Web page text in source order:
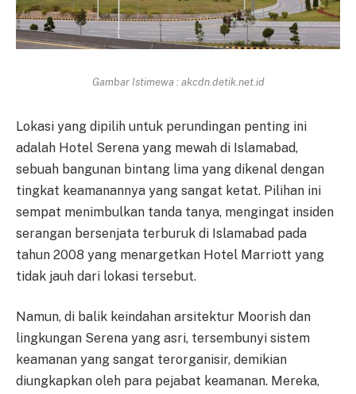
Gambar Istimewa : akcdn.detik.net.id
Lokasi yang dipilih untuk perundingan penting ini
adalah Hotel Serena yang mewah di Islamabad,
sebuah bangunan bintang lima yang dikenal dengan
tingkat keamanannya yang sangat ketat. Pilihan ini
sempat menimbulkan tanda tanya, mengingat insiden
serangan bersenjata terburuk di Islamabad pada
tahun 2008 yang menargetkan Hotel Marriott yang
tidak jauh dari lokasi tersebut.
Namun, di balik keindahan arsitektur Moorish dan
lingkungan Serena yang asri, tersembunyi sistem
keamanan yang sangat terorganisir, demikian
diungkapkan oleh para pejabat keamanan. Mereka,